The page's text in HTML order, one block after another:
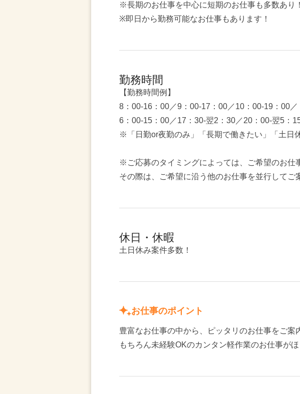
※長期のお仕事を中心に短期のお仕事も多数あり！
※即日から勤務可能なお仕事もあります！
勤務時間
【勤務時間例】
8：00-16：00／9：00-17：00／10：00-19：00／
6：00-15：00／17：30-翌2：30／20：00-翌5：
※「日勤or夜勤のみ」「長期で働きたい」「土日
※ご応募のタイミングによっては、ご希望のお仕
その際は、ご希望に沿う他のお仕事を並行してご
休日・休暇
土日休み案件多数！
お仕事のポイント
豊富なお仕事の中から、ピッタリのお仕事をご案
もちろん未経験OKのカンタン軽作業のお仕事が